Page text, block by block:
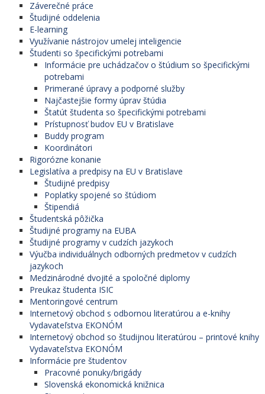
Záverečné práce
Študijné oddelenia
E-learning
Využívanie nástrojov umelej inteligencie
Študenti so špecifickými potrebami
Informácie pre uchádzačov o štúdium so špecifickými
potrebami
Primerané úpravy a podporné služby
Najčastejšie formy úprav štúdia
Štatút študenta so špecifickými potrebami
Prístupnosť budov EU v Bratislave
Buddy program
Koordinátori
Rigorózne konanie
Legislatíva a predpisy na EU v Bratislave
Študijné predpisy
Poplatky spojené so štúdiom
Štipendiá
Študentská pôžička
Študijné programy na EUBA
Študijné programy v cudzích jazykoch
Výučba individuálnych odborných predmetov v cudzích
jazykoch
Medzinárodné dvojité a spoločné diplomy
Preukaz študenta ISIC
Mentoringové centrum
Internetový obchod s odbornou literatúrou a e-knihy
Vydavateľstva EKONÓM
Internetový obchod so študijnou literatúrou – printové knihy
Vydavateľstva EKONÓM
Informácie pre študentov
Pracovné ponuky/brigády
Slovenská ekonomická knižnica